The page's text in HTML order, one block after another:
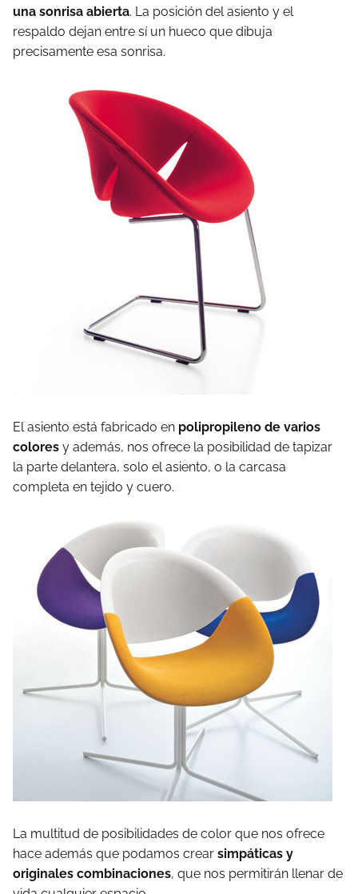
una sonrisa abierta. La posición del asiento y el
respaldo dejan entre sí un hueco que dibuja
precisamente esa sonrisa.
El asiento está fabricado en polipropileno de varios
colores y además, nos ofrece la posibilidad de tapizar
la parte delantera, solo el asiento, o la carcasa
completa en tejido y cuero.
La multitud de posibilidades de color que nos ofrece
hace además que podamos crear simpáticas y
originales combinaciones, que nos permitirán llenar de